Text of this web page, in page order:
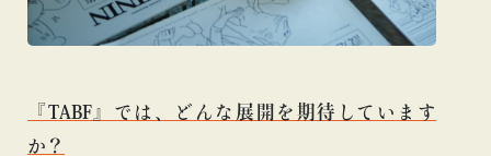
『TABF』では、どんな展開を期待しています
か？